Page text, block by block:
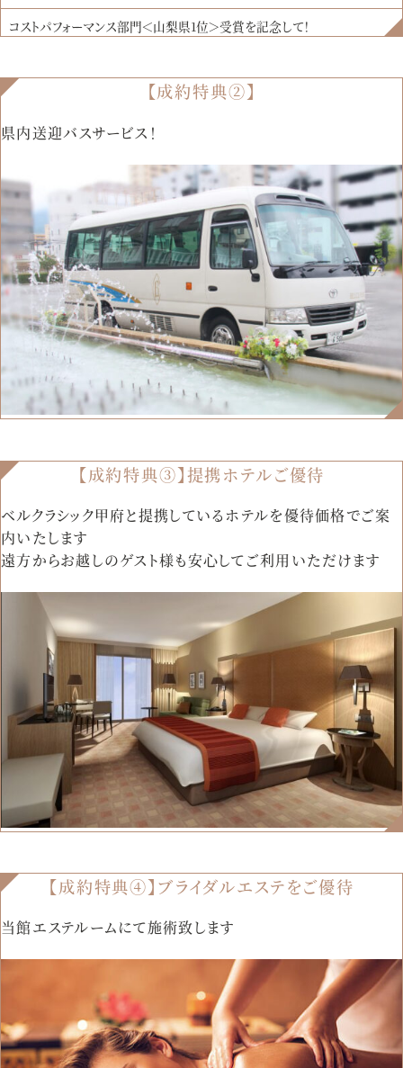
コストパフォーマンス部門＜山梨県1位＞受賞を記念して！
【成約特典②】
県内送迎バスサービス！
【成約特典③】提携ホテルご優待
ベルクラシック甲府と提携しているホテルを優待価格でご案
内いたします
遠方からお越しのゲスト様も安心してご利用いただけます
【成約特典④】ブライダルエステをご優待
当館エステルームにて施術致します